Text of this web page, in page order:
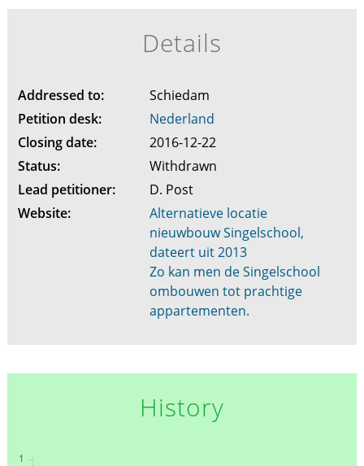
Details
Addressed to:
Schiedam
Petition desk:
Nederland
Closing date:
2016-12-22
Status:
Withdrawn
Lead petitioner:
D. Post
Website:
Alternatieve locatie
nieuwbouw Singelschool,
dateert uit 2013
Zo kan men de Singelschool
ombouwen tot prachtige
appartementen.
History